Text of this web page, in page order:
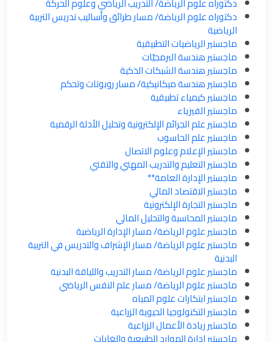
دكتوراه علوم الرياضة/ مسار طرائق وأساليب تدريس التربية
الرياضية
ماجستير الرياضيات التطبيقية
ماجستير هندسة البرمجيّات
ماجستير هندسة الشبكات الذكية
ماجستير هندسة ميكانيكية/ مسار روبوتات وتحكم
ماجستير كيمياء تطبيقية
ماجستير الفيزياء
ماجستير علم الجرائم الإلكترونية وتحليل الأدلة الرقمية
ماجستير علم الحاسوب
ماجستير الإعلام وعلوم الاتصال
ماجستير التعليم والتدريب المهني والتقني
ماجستير الإدارة العامة**
ماجستير الاقتصاد المالي
ماجستير التجارة الإلكترونية
ماجستير المحاسبة والتحليل المالي
ماجستير علوم الرياضة/ مسار الإدارة الرياضية
ماجستير علوم الرياضة/ مسار الإشراف والتدريس في التربية
البدنية
ماجستير علوم الرياضة/ مسار التدريب واللياقة البدنية
ماجستير علوم الرياضة/ مسار علم النفس الرياضي
ماجستير ابتكارات علوم المياه
ماجستير التكنولوجيا الحيوية الزراعية
ماجستير ريادة الأعمال الزراعية
ماجستير ادارة الموارد الطبيعية والغابات